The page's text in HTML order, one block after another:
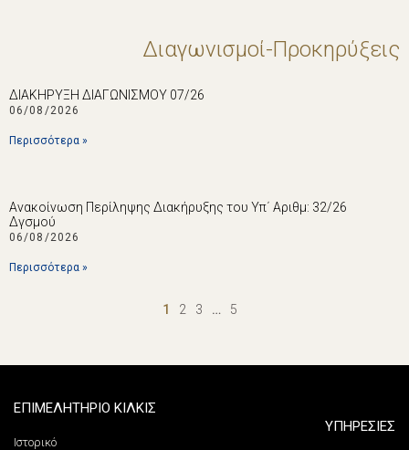
Διαγωνισμοί-Προκηρύξεις
ΔΙΑΚΗΡΥΞΗ ΔΙΑΓΩΝΙΣΜΟΥ 07/26
06/08/2026
Περισσότερα »
Ανακοίνωση Περίληψης Διακήρυξης του Υπ΄ Αριθμ: 32/26
Δγσμού
06/08/2026
Περισσότερα »
1 2 3 … 5
ΕΠΙΜΕΛΗΤΗΡΙΟ ΚΙΛΚΙΣ
Ιστορικό
ΥΠΗΡΕΣΙΕΣ